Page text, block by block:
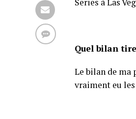
Quel bilan
Le bilan de ma
vraiment eu